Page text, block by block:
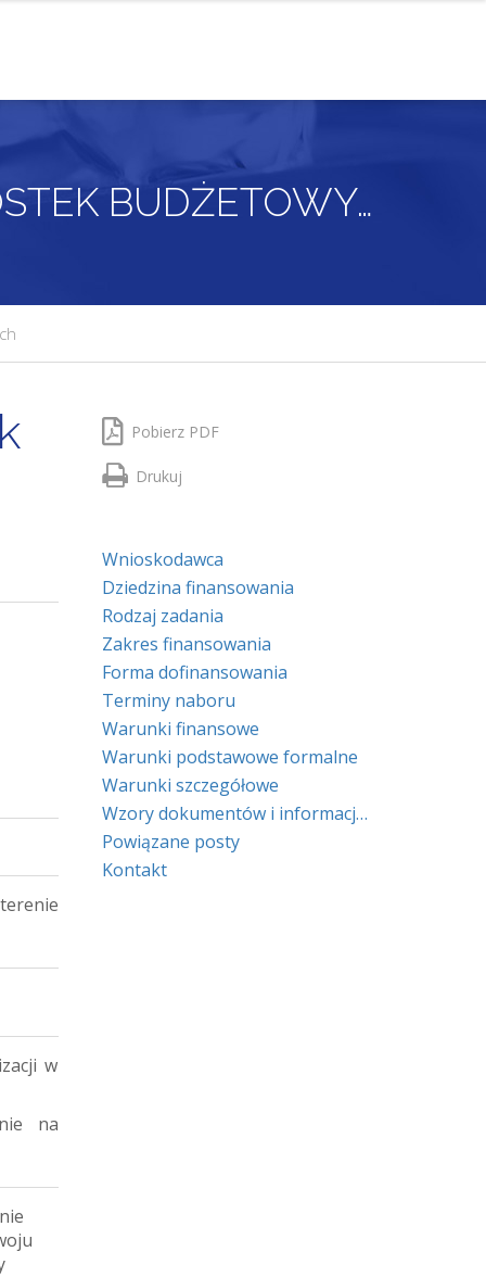
DOFINANSOWANIE PAŃSTWOWYCH JEDNOSTEK BUDŻETOWYCH
Pobierz PDF
Drukuj
w
na
Wnioskodawca
Dziedzina finansowania
Rodzaj zadania
Zakres finansowania
Forma dofinansowania
Terminy naboru
Warunki finansowe
Warunki podstawowe formalne
Warunki szczegółowe
Wzory dokumentów i informacje prawne
Powiązane posty
Kontakt